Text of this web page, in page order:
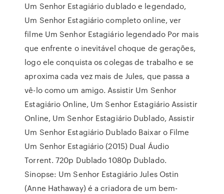
Um Senhor Estagiário dublado e legendado,
Um Senhor Estagiário completo online, ver
filme Um Senhor Estagiário legendado Por mais
que enfrente o inevitável choque de gerações,
logo ele conquista os colegas de trabalho e se
aproxima cada vez mais de Jules, que passa a
vê-lo como um amigo. Assistir Um Senhor
Estagiário Online, Um Senhor Estagiário Assistir
Online, Um Senhor Estagiário Dublado, Assistir
Um Senhor Estagiário Dublado Baixar o Filme
Um Senhor Estagiário (2015) Dual Áudio
Torrent. 720p Dublado 1080p Dublado.
Sinopse: Um Senhor Estagiário Jules Ostin
(Anne Hathaway) é a criadora de um bem-